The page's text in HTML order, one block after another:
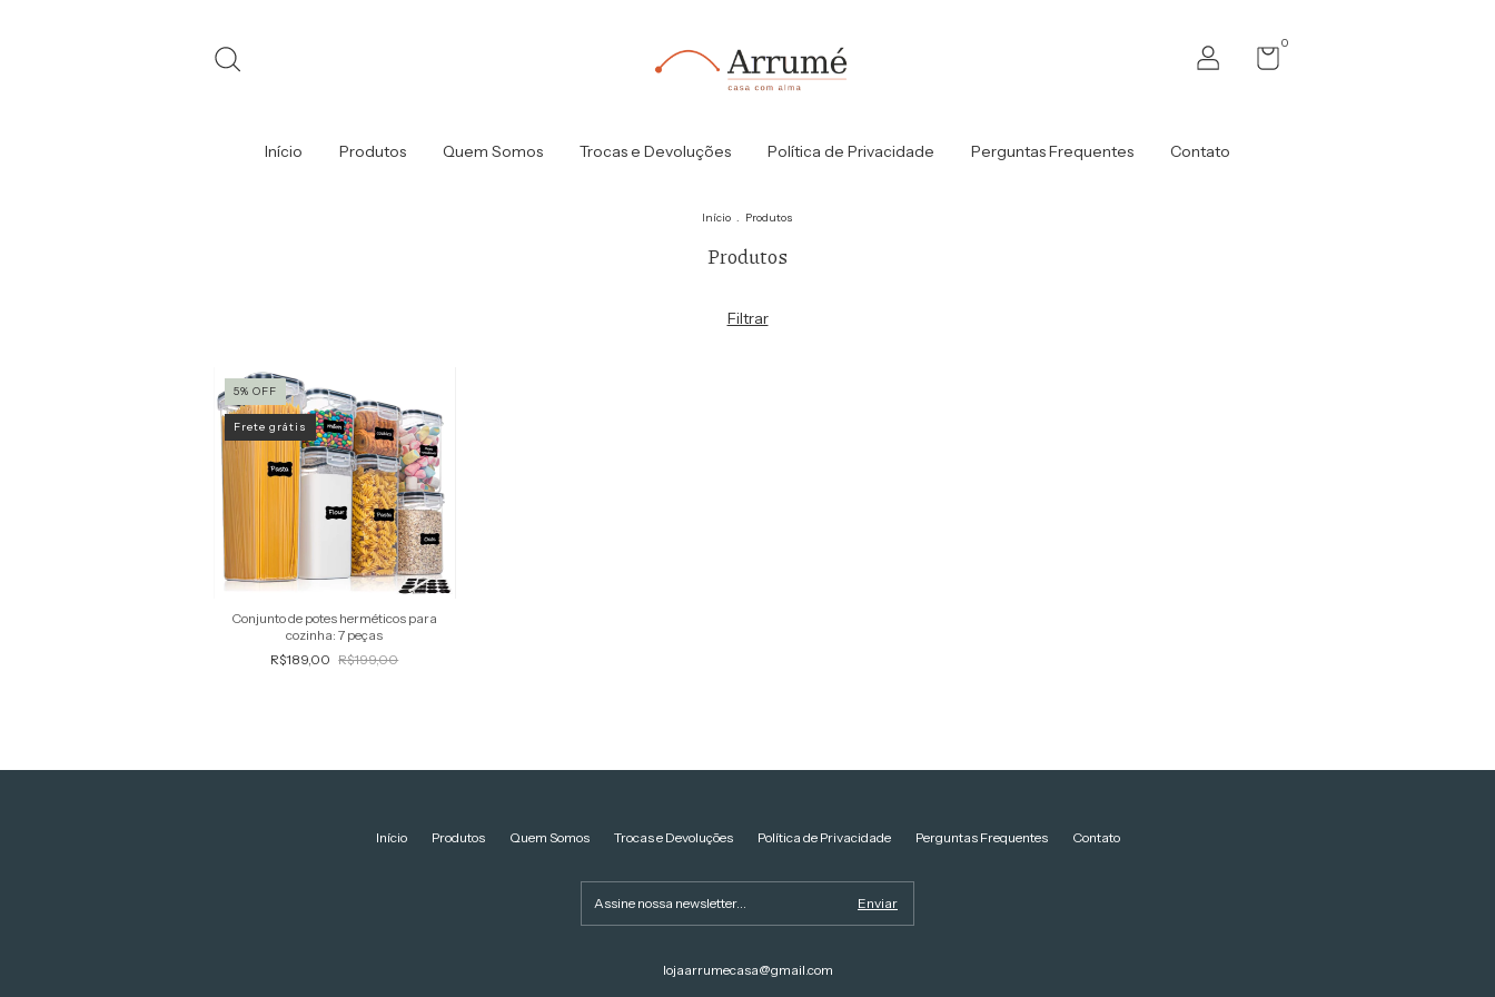
0
Início Produtos Quem Somos Trocas e Devoluções Política de Privacidade Perguntas Frequentes Contato
Início . Produtos
Produtos
Filtrar
5% OFF
Frete grátis
Conjunto de potes herméticos para
cozinha: 7 peças
R$189,00 R$199,00
Início Produtos Quem Somos Trocas e Devoluções Política de Privacidade Perguntas Frequentes Contato
lojaarrumecasa@gmail.com